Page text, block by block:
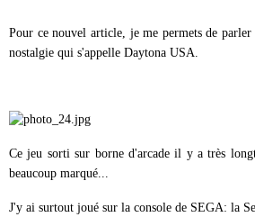
Pour ce nouvel article, je me permets de
nostalgie qui s'appelle Daytona USA.
Ce jeu sorti sur borne d'arcade il y a très
beaucoup marqué...
J'y ai surtout joué sur la console de SEGA: la